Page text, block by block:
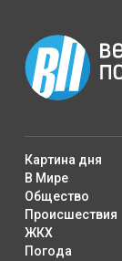
Картина дня
В Мире
Общество
Происшествия
ЖКХ
Погода